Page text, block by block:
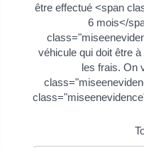
être effectué <span
6 mois</
véhicule qui doit être
les frais. On